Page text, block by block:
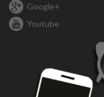
Google+
Youtube